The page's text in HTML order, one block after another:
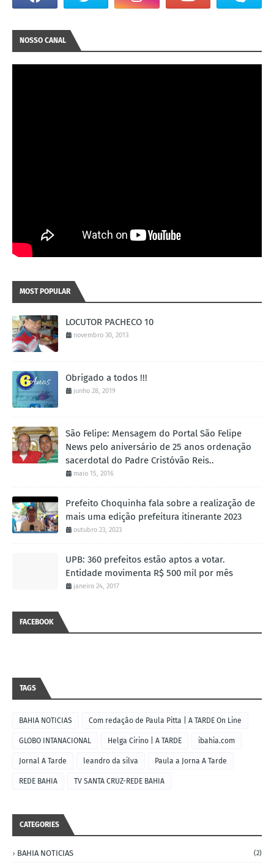
NOSSO CANAL
MOST POPULAR
LOCUTOR PACHECO 10
novembro 30, 2013
Obrigado a todos !!!
junho 28, 2019
São Felipe: Mensagem do Portal São Felipe
News pelo aniversário de 25 anos ordenação
sacerdotal do Padre Cristóvão Reis..
maio 15, 2016
Prefeito Choquinha fala sobre a realização de
mais uma edição prefeitura itinerante 2023
outubro 23, 2023
UPB: 360 prefeitos estão aptos a votar.
Entidade movimenta R$ 500 mil por mês
janeiro 24, 2017
FACEBOOK
TAGS
BAHIA NOTICIAS Com redação de Paula Pitta | A TARDE On Line
GLOBO INTANACIONAL Helga Cirino | A TARDE ibahia.com
Jornal A Tarde leandro da silva Paula a Jorna A Tarde
REDE BAHIA TV SANTA CRUZ-REDE BAHIA
CATEGORIES
BAHIA NOTICIAS (2)